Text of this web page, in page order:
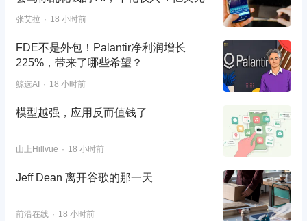
张艾拉 18 小时前
FDE不是外包！Palantir净利润增长
225%，带来了哪些希望？
鲸选AI 18 小时前
模型越强，应用反而值钱了
山上Hillvue 18 小时前
Jeff Dean 离开谷歌的那一天
前沿在线 18 小时前